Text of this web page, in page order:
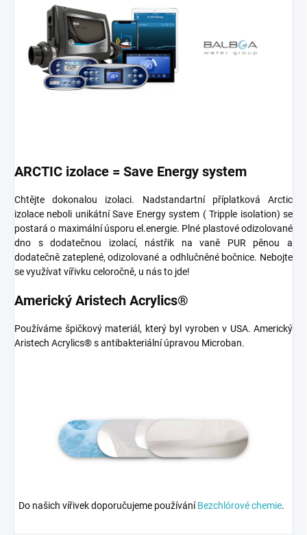
ARCTIC izolace = Save Energy system
Chtějte dokonalou izolaci. Nadstandartní příplatková Arctic
izolace neboli unikátní Save Energy system ( Tripple isolation) se
postará o maximální úsporu el.energie. Plné plastové odizolované
dno s dodatečnou izolací, nástřik na vaně PUR pěnou a
dodatečně zateplené, odizolované a odhlučněné bočnice. Nebojte
se využívat vířivku celoročně, u nás to jde!
Americký Aristech Acrylics®
Používáme špičkový materiál, který byl vyroben v USA. Americký
Aristech Acrylics® s antibakteriální úpravou Microban.
Do našich vířivek doporučujeme používáníBezchlórové chemie.